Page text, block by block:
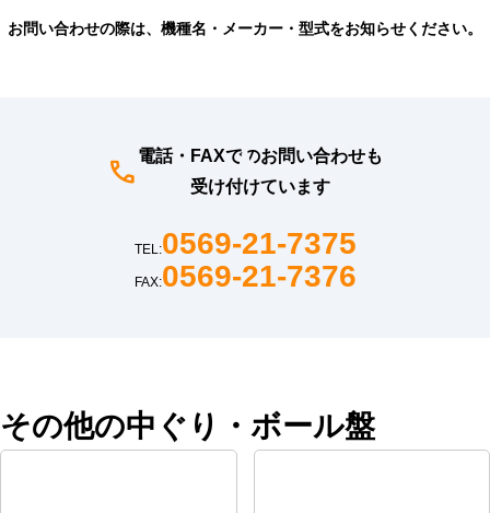
お問い合わせの際は、機種名・メーカー・型式をお知らせください。
電話・FAXでのお問い合わせも
受け付けています
TEL:0569-21-7375
FAX:0569-21-7376
その他の中ぐり・ボール盤